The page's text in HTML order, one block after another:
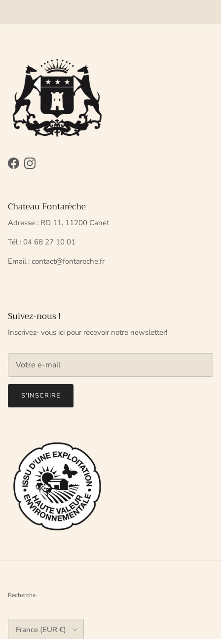
FacebookInstagram
Chateau Fontarèche
Adresse : RD 11, 11200 Canet
Tél : 04 68 27 10 01
Email : contact@fontareche.fr
Suivez-nous !
Inscrivez- vous ici pour recevoir notre newsletter!
S’INSCRIRE
Recherche
Pays
France (EUR €)